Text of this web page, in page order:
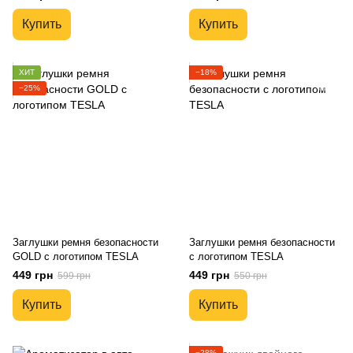
Купить
подарочная упаковка
Купить
ХИТ
−25%
Заглушки ремня безопасности
GOLD с логотипом TESLA
449 грн 599 грн
Купить
−18%
Заглушки ремня безопасности
с логотипом TESLA
449 грн 550 грн
Купить